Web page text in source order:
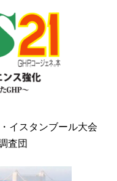
イスタンブール大会
査団